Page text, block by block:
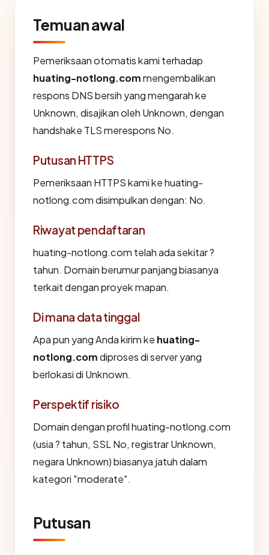
Temuan awal
Pemeriksaan otomatis kami terhadap
huating-notlong.commengembalikan
respons DNS bersih yang mengarah ke
Unknown, disajikan oleh Unknown, dengan
handshake TLS merespons No.
Putusan HTTPS
Pemeriksaan HTTPS kami ke huating-
notlong.com disimpulkan dengan: No.
Riwayat pendaftaran
huating-notlong.com telah ada sekitar ?
tahun. Domain berumur panjang biasanya
terkait dengan proyek mapan.
Di mana data tinggal
Apa pun yang Anda kirim ke huating-
notlong.comdiproses di server yang
berlokasi di Unknown.
Perspektif risiko
Domain dengan profil huating-notlong.com
(usia ? tahun, SSL No, registrar Unknown,
negara Unknown) biasanya jatuh dalam
kategori "moderate".
Putusan